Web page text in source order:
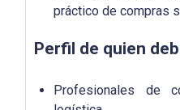
práctico de compras
Perfil de quien
Profesionales de